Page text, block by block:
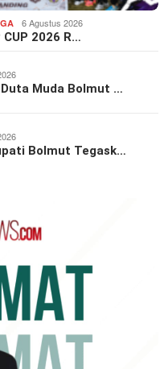
6 Agustus 2026
2026 R…
Muda Bolmut …
Bolmut Tegask…